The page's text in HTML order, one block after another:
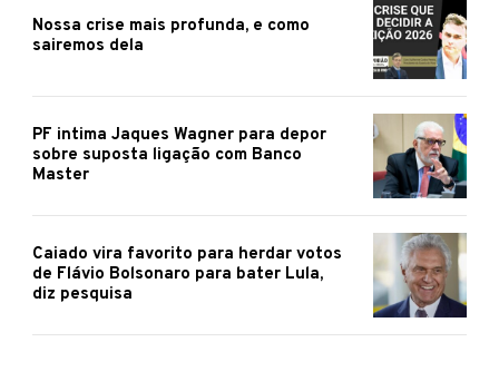
Nossa crise mais profunda, e como
sairemos dela
PF intima Jaques Wagner para depor
sobre suposta ligação com Banco
Master
Caiado vira favorito para herdar votos
de Flávio Bolsonaro para bater Lula,
diz pesquisa